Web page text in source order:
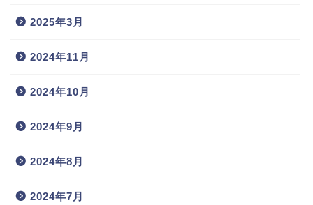
2025年3月
2024年11月
2024年10月
2024年9月
2024年8月
2024年7月